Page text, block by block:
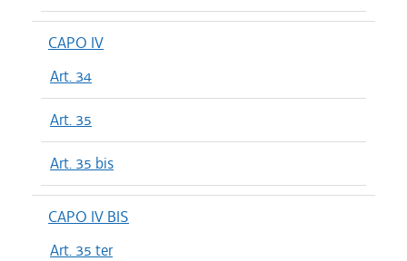
CAPO IV
Art. 34
Art. 35
Art. 35 bis
CAPO IV BIS
Art. 35 ter